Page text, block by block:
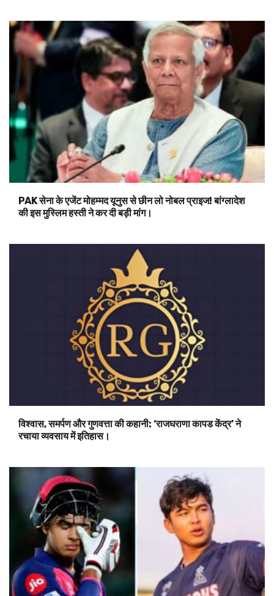
PAK सेना के एजेंट मोहम्मद यूनुस से छीन लो नोबल प्राइज! बांग्लादेश
की इस मुस्लिम हस्ती ने कर दी बड़ी मांग।
विश्वास, समर्पण और गुणवत्ता की कहानी: ‘राजघराणा कापड केंद्र’ ने
रचाया व्यवसाय में इतिहास।